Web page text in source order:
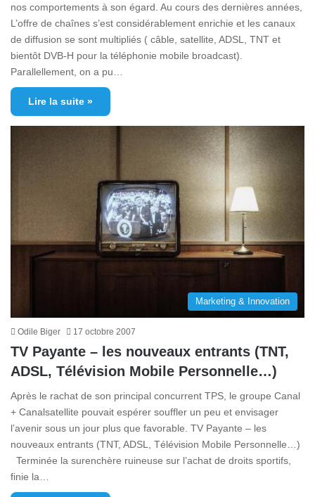
nos comportements à son égard. Au cours des dernières années,
L’offre de chaînes s’est considérablement enrichie et les canaux
de diffusion se sont multipliés ( câble, satellite, ADSL, TNT et
bientôt DVB-H pour la téléphonie mobile broadcast).
Parallellement, on a pu…
Lire la suite »
Marketing & Innovation
Odile Biger 17 octobre 2007
TV Payante – les nouveaux entrants (TNT,
ADSL, Télévision Mobile Personnelle…)
Après le rachat de son principal concurrent TPS, le groupe Canal
+ Canalsatellite pouvait espérer souffler un peu et envisager
l’avenir sous un jour plus que favorable. TV Payante – les
nouveaux entrants (TNT, ADSL, Télévision Mobile Personnelle…)
Terminée la surenchère ruineuse sur l’achat de droits sportifs,
finie la…